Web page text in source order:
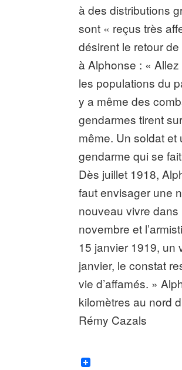
à des distributions
sont « reçus très
désirent le retour
à Alphonse : «
les populations du
y a même des
gendarmes tirent
même. Un soldat et
gendarme qui se
Dès juillet 1918,
faut envisager une
nouveau vivre
novembre et
15 janvier 1919, un
janvier, le constat
vie d’affamés. »
kilomètres au nord
Rémy Cazals